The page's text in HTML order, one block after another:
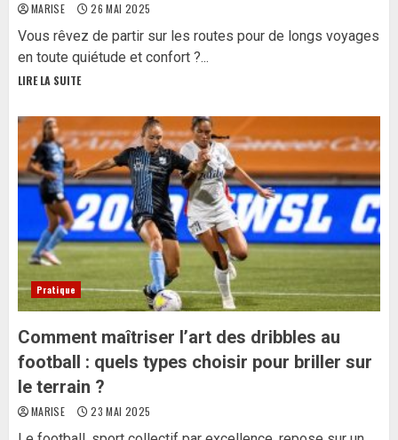
MARISE 26 MAI 2025
Vous rêvez de partir sur les routes pour de longs voyages
en toute quiétude et confort ?...
LIRE LA SUITE
Pratique
Comment maîtriser l’art des dribbles au
football : quels types choisir pour briller sur
le terrain ?
MARISE 23 MAI 2025